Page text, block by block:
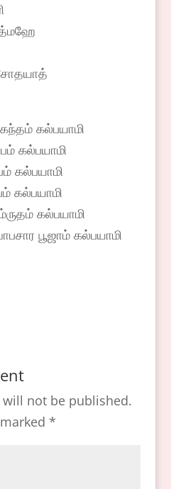
கல்பயாமி
கல்பயாமி
கல்பயாமி
கல்பயாமி
கல்பயாமி
பூஜாம் கல்பயாமி
not be published.
*